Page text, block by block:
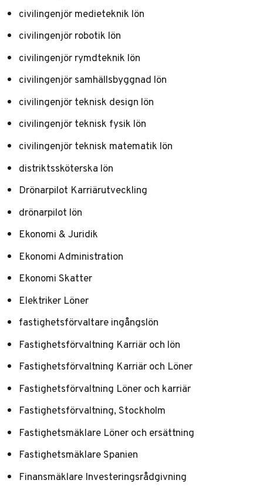
civilingenjör medieteknik lön
civilingenjör robotik lön
civilingenjör rymdteknik lön
civilingenjör samhällsbyggnad lön
civilingenjör teknisk design lön
civilingenjör teknisk fysik lön
civilingenjör teknisk matematik lön
distriktssköterska lön
Drönarpilot Karriärutveckling
drönarpilot lön
Ekonomi & Juridik
Ekonomi Administration
Ekonomi Skatter
Elektriker Löner
fastighetsförvaltare ingångslön
Fastighetsförvaltning Karriär och lön
Fastighetsförvaltning Karriär och Löner
Fastighetsförvaltning Löner och karriär
Fastighetsförvaltning, Stockholm
Fastighetsmäklare Löner och ersättning
Fastighetsmäklare Spanien
Finansmäklare Investeringsrådgivning